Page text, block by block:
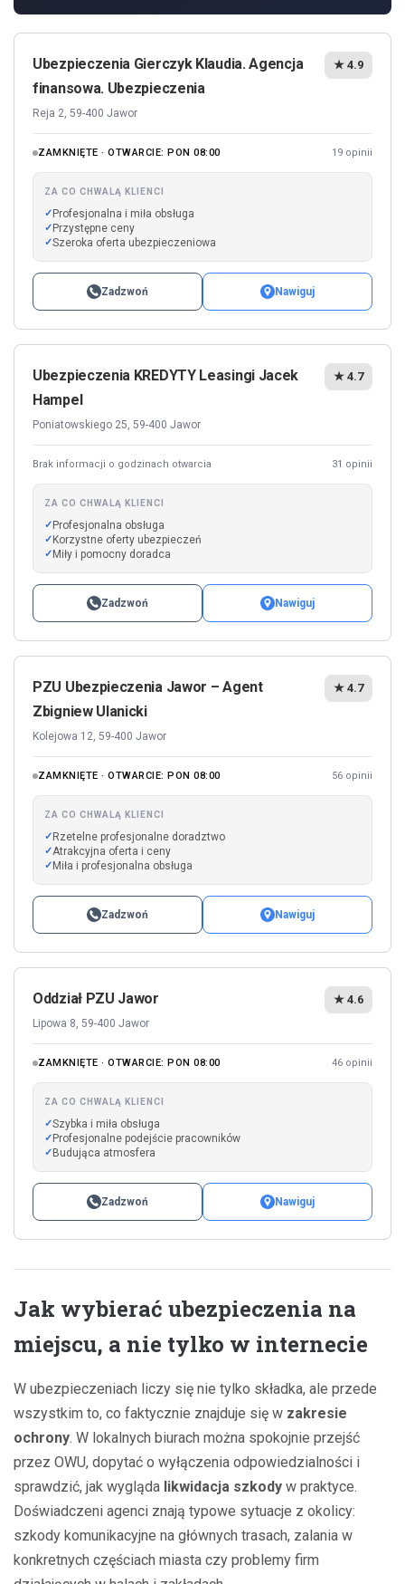
Ubezpieczenia Gierczyk Klaudia. Agencja
finansowa. Ubezpieczenia
Reja 2, 59-400 Jawor
★ 4.9
ZAMKNIĘTE · OTWARCIE: PON 08:00 19 opinii
ZA CO CHWALĄ KLIENCI
Profesjonalna i miła obsługa
Przystępne ceny
Szeroka oferta ubezpieczeniowa
Zadzwoń Nawiguj
Ubezpieczenia KREDYTY Leasingi Jacek
Hampel
Poniatowskiego 25, 59-400 Jawor
★ 4.7
Brak informacji o godzinach otwarcia 31 opinii
ZA CO CHWALĄ KLIENCI
Profesjonalna obsługa
Korzystne oferty ubezpieczeń
Miły i pomocny doradca
Zadzwoń Nawiguj
PZU Ubezpieczenia Jawor – Agent
Zbigniew Ulanicki
Kolejowa 12, 59-400 Jawor
★ 4.7
ZAMKNIĘTE · OTWARCIE: PON 08:00 56 opinii
ZA CO CHWALĄ KLIENCI
Rzetelne profesjonalne doradztwo
Atrakcyjna oferta i ceny
Miła i profesjonalna obsługa
Zadzwoń Nawiguj
Oddział PZU Jawor
Lipowa 8, 59-400 Jawor
★ 4.6
ZAMKNIĘTE · OTWARCIE: PON 08:00 46 opinii
ZA CO CHWALĄ KLIENCI
Szybka i miła obsługa
Profesjonalne podejście pracowników
Budująca atmosfera
Zadzwoń Nawiguj
Jak wybierać ubezpieczenia na
miejscu, a nie tylko w internecie
W ubezpieczeniach liczy się nie tylko składka, ale przede
wszystkim to, co faktycznie znajduje się w zakresie
ochrony. W lokalnych biurach można spokojnie przejść
przez OWU, dopytać o wyłączenia odpowiedzialności i
sprawdzić, jak wygląda likwidacja szkody w praktyce.
Doświadczeni agenci znają typowe sytuacje z okolicy:
szkody komunikacyjne na głównych trasach, zalania w
konkretnych częściach miasta czy problemy firm